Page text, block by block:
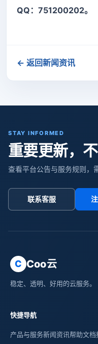
QQ：751200202。
← 返回新闻资讯
STAY INFORMED
重要更新，
查看平台公告与服务规则，
联系客服
C Coo云
稳定、透明、好用的云服务。
快捷导航
产品与服务新闻资讯帮助文档